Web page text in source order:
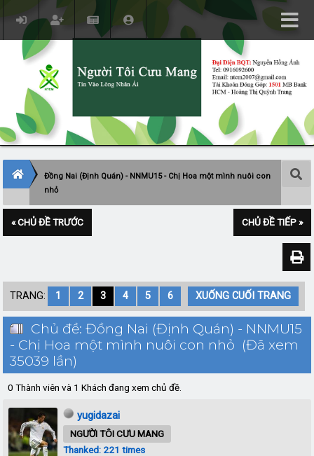
Đồng Nai (Định Quán) - NNMU15 - Chị Hoa một mình nuôi con
nhỏ
« CHỦ ĐỀ TRƯỚC CHỦ ĐỀ TIẾP »
TRANG: 1 2 3 4 5 6 XUỐNG CUỐI TRANG
Chủ đề: Đồng Nai (Định Quán) - NNMU15
- Chị Hoa một mình nuôi con nhỏ (Đã xem
35039 lần)
0 Thành viên và 1 Khách đang xem chủ đề.
yugidazai
NGƯỜI TÔI CƯU MANG
Thanked: 221 times